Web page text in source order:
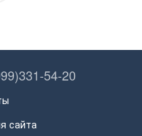
54-20
сайта